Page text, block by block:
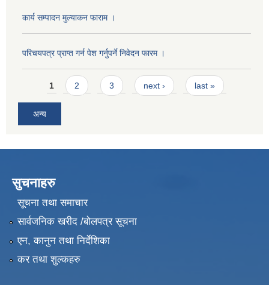
कार्य सम्पादन मुल्याक‌न फाराम ।
परिचयपत्र प्राप्त गर्न पेश गर्नुपर्ने निवेदन फारम ।
Pages
1 2 3 next › last »
अन्य
सुचनाहरु
सूचना तथा समाचार
सार्वजनिक खरीद /बोलपत्र सूचना
एन, कानुन तथा निर्देशिका
कर तथा शुल्कहरु